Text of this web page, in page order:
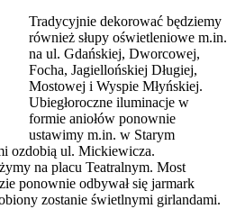
Tradycyjnie dekorować będziemy
również słupy oświetleniowe m.in.
na ul. Gdańskiej, Dworcowej,
Focha, Jagiellońskiej Długiej,
Mostowej i Wyspie Młyńskiej.
Ubiegłoroczne iluminacje w
formie aniołów ponownie
ustawimy m.in. w Starym
ozdobią ul. Mickiewicza.
na placu Teatralnym. Most
ponownie odbywał się jarmark
zostanie świetlnymi girlandami.